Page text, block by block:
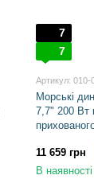
7
7
Артикул: 010-
Морські
7,7" 200 Вт
11 659 грн
В наявності